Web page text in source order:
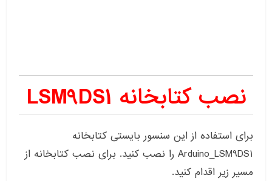
نصب کتابخانه LSM9DS1
برای استفاده از این سنسور بایستی کتابخانه
Arduino_LSM9DS1 را نصب کنید. برای نصب کتابخانه از
مسیر زیر اقدام کنید.